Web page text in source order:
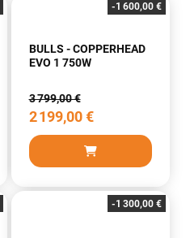
-1 600,00 €
BULLS - COPPERHEAD
EVO 1 750W
3 799,00 €
2 199,00 €
-1 300,00 €